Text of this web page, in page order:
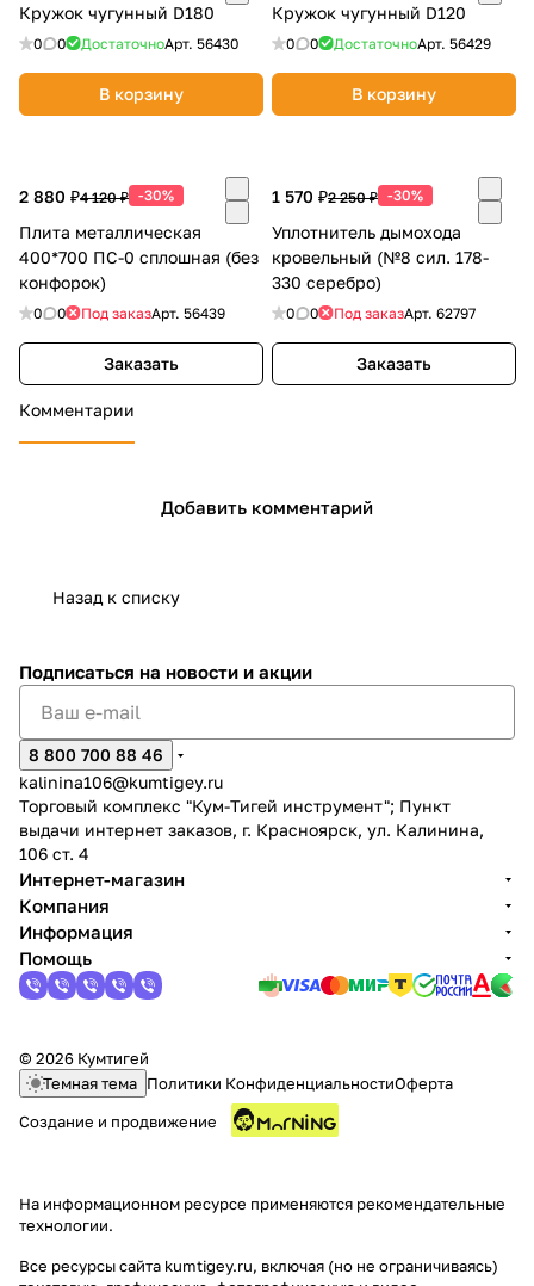
Кружок чугунный D180
0 0 ДостаточноАрт. 56430
В корзину
Кружок чугунный D120
0 0 ДостаточноАрт. 56429
В корзину
2 880 ₽4 120 ₽ -30%
Плита металлическая
400*700 ПС-0 сплошная (без
конфорок)
0 0 Под заказАрт. 56439
Заказать
1 570 ₽2 250 ₽ -30%
Уплотнитель дымохода
кровельный (№8 сил. 178-
330 серебро)
0 0 Под заказАрт. 62797
Заказать
Комментарии
Добавить комментарий
Назад к списку
Подписаться на новости и акции
8 800 700 88 46
kalinina106@kumtigey.ru
Торговый комплекс "Кум-Тигей инструмент"; Пункт
выдачи интернет заказов, г. Красноярск, ул. Калинина,
106 ст. 4
Интернет-магазин
Компания
Информация
Помощь
© 2026 Кумтигей
Темная тема Политики КонфиденциальностиОферта
Создание и продвижение
На информационном ресурсе применяются рекомендательные
технологии.
Все ресурсы сайта kumtigey.ru, включая (но не ограничиваясь)